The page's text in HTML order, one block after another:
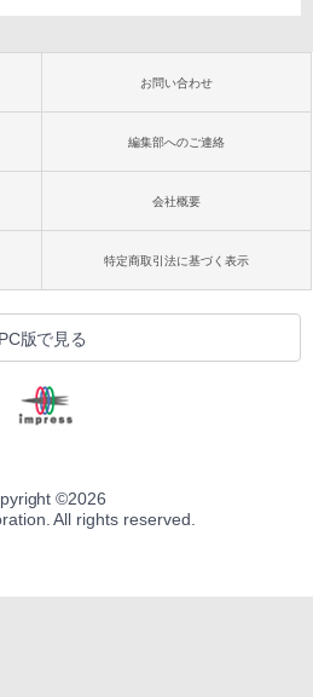
お問い合わせ
編集部へのご連絡
会社概要
特定商取引法に基づく表示
PC版で見る
©2026
All rights reserved.